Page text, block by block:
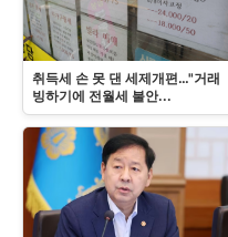
취득세 손 못 댄 세제개편…"거래
빙하기에 전월세 불안...